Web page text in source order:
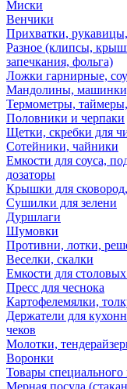
Миски
Венчики
Прихватки,
Разное (клипсы,
запечкания, фольга)
Ложки гарнирные,
Мандолины,
Термометры,
Половники и черпаки
Щетки, скребки для
Сотейники, чайники
Емкости для соуса,
дозаторы
Крышки для
Сушилки для зелени
Дуршлаги
Шумовки
Противни, лотки,
Веселки, скалки
Емкости для
Пресс для чеснока
Картофелемялки,
Держатели для
чеков
Молотки,
Воронки
Товары специального
Мерная посуда